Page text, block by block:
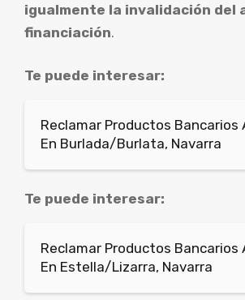
igualmente la invalidación del
financiación.
Te puede interesar:
Reclamar Productos Bancarios
En Burlada/Burlata, Navarra
Te puede interesar:
Reclamar Productos Bancarios
En Estella/Lizarra, Navarra